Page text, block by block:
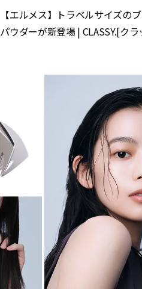
【エルメス】トラベルサイズの
パウダーが新登場 | CLASSY.[ク